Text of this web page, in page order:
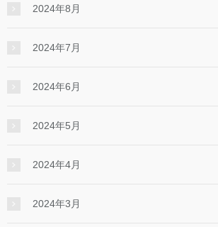
2024年8月
2024年7月
2024年6月
2024年5月
2024年4月
2024年3月